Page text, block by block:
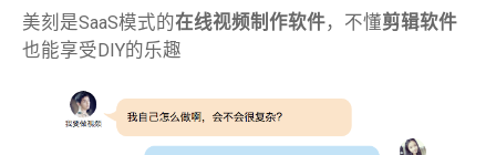
美刻是SaaS模式的在线视频制作软件，不懂剪辑软件
也能享受DIY的乐趣